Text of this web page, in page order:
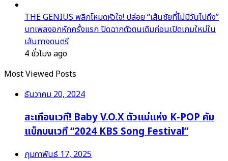
THE GENIUS พลิกโหมดหัวใจ! ปล่อย “เส้นชัยที่ไม่มีวันไปถึง”
บทเพลงอกหักครั้งแรก ปิดฉากตัวตนเดิมก่อนเปิดเกมใหม่ใน
เส้นทางดนตรี
4 ชั่วโมง ago
Most Viewed Posts
ธันวาคม 20, 2024
สะเทือนเวที! Baby V.O.X ตัวแม่แห่ง K-POP คัม
แบ็กบนเวที “2024 KBS Song Festival”
กุมภาพันธ์ 17, 2025